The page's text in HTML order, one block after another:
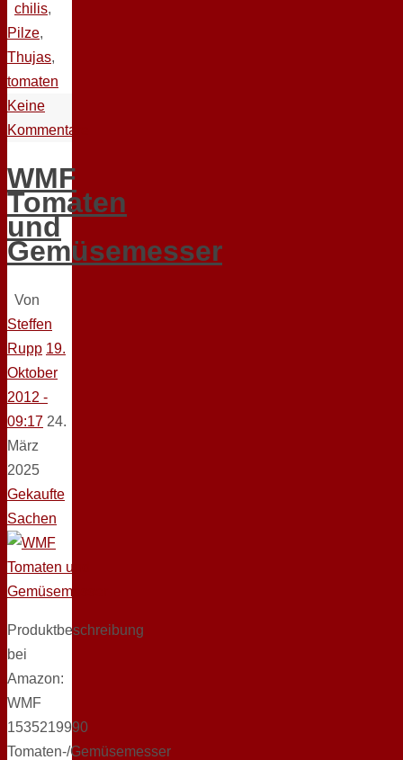
chilis,
Pilze,
Thujas,
tomaten
Keine
Kommentare
WMF
Tomaten
und
Gemüsemesser
Von
Steffen
Rupp 19.
Oktober
2012 -
09:17 24.
März
2025
Gekaufte
Sachen
Produktbeschreibung
bei
Amazon:
WMF
1535219990
Tomaten-/Gemüsemesser